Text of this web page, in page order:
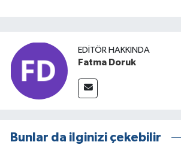
EDITÖR HAKKINDA
Fatma Doruk
Bunlar da ilginizi çekebilir